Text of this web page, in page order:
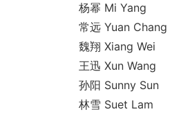
杨幂 Mi Yang
常远 Yuan Chang
魏翔 Xiang Wei
王迅 Xun Wang
孙阳 Sunny Sun
林雪 Suet Lam